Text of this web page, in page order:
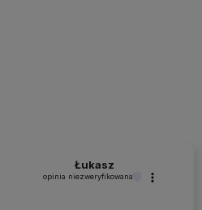
Łukasz
opinia niezweryfikowana